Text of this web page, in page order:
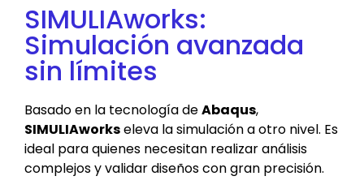
SIMULIAworks:
Simulación avanzada
sin límites
Basado en la tecnología deAbaqus,
SIMULIAworkseleva la simulación a otro nivel. Es
ideal para quienes necesitan realizar análisis
complejos y validar diseños con gran precisión.